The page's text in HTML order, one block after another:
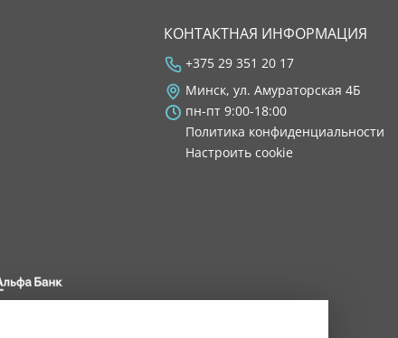
КОНТАКТНАЯ ИНФОРМАЦИЯ
+375 29 351 20 17
Минск, ул. Амураторская 4Б
пн-пт 9:00-18:00
Политика конфиденциальности
Настроить cookie